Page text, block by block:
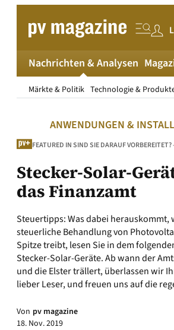
springen
Nachrichten & Analysen
Märkte & Politik Technologie &
ANWENDUNGEN &
FEATURED IN SIND SIE DARAUF
Stecker-Solar-
das Finanzamt
Steuertipps: Was dabei herauskommt,
steuerliche Behandlung von
Spitze treibt, lesen Sie in dem
Stecker-Solar-Geräte. Ab wann der
und die Elster trällert, überlassen wir
lieber Leser, und freuen uns auf die
Von pv magazine
18. Nov. 2019